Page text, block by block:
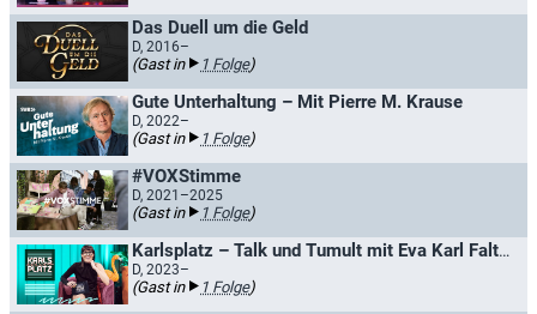
Das Duell um die Geld
D, 2016–
(Gast in 1 Folge)
Gute Unterhaltung – Mit Pierre M. Krause
D, 2022–
(Gast in 1 Folge)
#VOXStimme
D, 2021–2025
(Gast in 1 Folge)
Karlsplatz – Talk und Tumult mit Eva Karl Faltermeier
D, 2023–
(Gast in 1 Folge)